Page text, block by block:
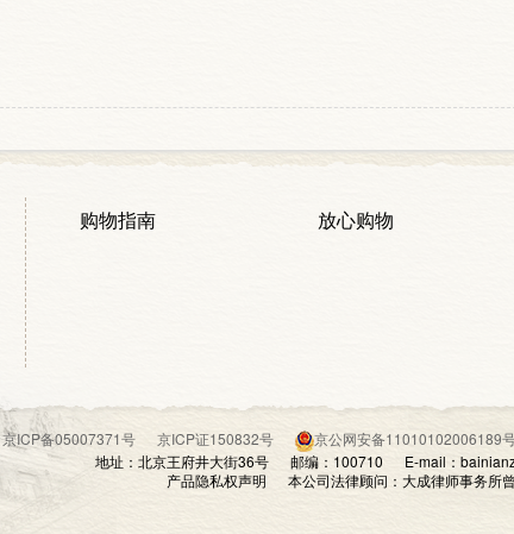
购物指南 放心购物
京ICP备05007371号 京ICP证150832号 京公网安备11010102006189
地址：北京王府井大街36号 邮编：100710 E-mail：
产品隐私权声明 本公司法律顾问：大成律师事务所